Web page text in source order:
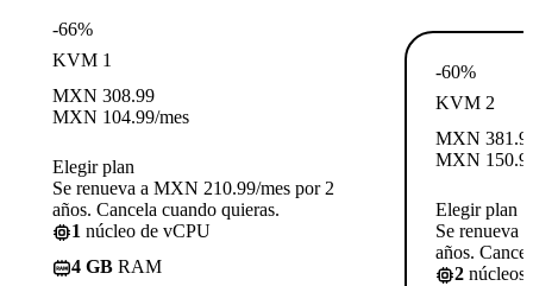
-66%
KVM 1
MXN 308.99
MXN 104.99/mes
Elegir plan
Se renueva a MXN 210.99/mes por 2
años. Cancela cuando quieras.
1 núcleo de vCPU
4 GB RAM
-60%
KVM 2
MXN
MXN
Elegir plan
Se renueva
años.
2 núcleos